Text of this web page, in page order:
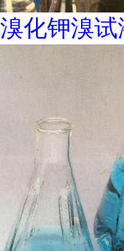
溴化钾溴试